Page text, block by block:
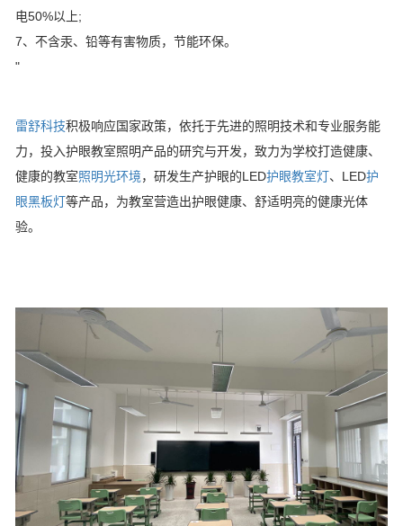
电50%以上;
7、不含汞、铅等有害物质，节能环保。
"
雷舒科技积极响应国家政策，依托于先进的照明技术和专业服务能
力，投入护眼教室照明产品的研究与开发，致力为学校打造健康、
健康的教室照明光环境，研发生产护眼的LED护眼教室灯、LED护
眼黑板灯等产品，为教室营造出护眼健康、舒适明亮的健康光体
验。